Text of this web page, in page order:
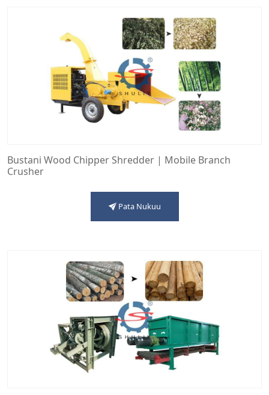
Bustani Wood Chipper Shredder | Mobile Branch
Crusher
Pata Nukuu